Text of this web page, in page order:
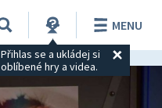
Přihlas se a ukládej si
oblíbené hry a videa.
MENU